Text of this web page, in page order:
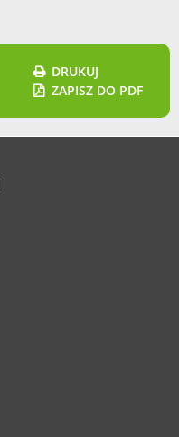
DRUKUJ
ZAPISZ DO PDF